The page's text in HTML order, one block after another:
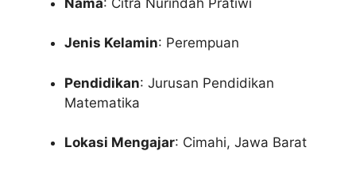
Jenis Kelamin: Perempuan
Pendidikan: Jurusan Pendidikan
Matematika
Lokasi Mengajar: Cimahi, Jawa Barat